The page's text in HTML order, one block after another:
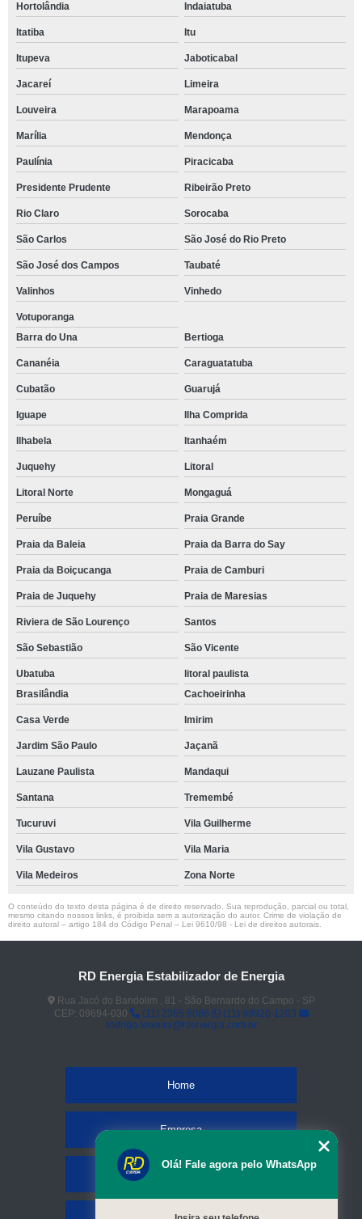
Hortolândia Indaiatuba
Itatiba Itu
Itupeva Jaboticabal
Jacareí Limeira
Louveira Marapoama
Marília Mendonça
Paulínia Piracicaba
Presidente Prudente Ribeirão Preto
Rio Claro Sorocaba
São Carlos São José do Rio Preto
São José dos Campos Taubaté
Valinhos Vinhedo
Votuporanga
Barra do Una
Bertioga
Cananéia Caraguatatuba
Cubatão Guarujá
Iguape Ilha Comprida
Ilhabela Itanhaém
Juquehy Litoral
Litoral Norte Mongaguá
Peruíbe Praia Grande
Praia da Baleia Praia da Barra do Say
Praia da Boiçucanga Praia de Camburi
Praia de Juquehy Praia de Maresias
Riviera de São Lourenço Santos
São Sebastião São Vicente
Ubatuba
litoral paulista
Brasilândia
Cachoeirinha
Casa Verde Imirim
Jardim São Paulo Jaçanã
Lauzane Paulista Mandaqui
Santana Tremembé
Tucuruvi Vila Guilherme
Vila Gustavo Vila Maria
Vila Medeiros Zona Norte
O conteúdo do texto desta página é de direito reservado. Sua reprodução, parcial ou total,
mesmo citando nossos links, é proibida sem a autorização do autor. Crime de violação de
direito autoral – artigo 184 do Código Penal – Lei 9610/98 - Lei de direitos autorais
RD Energia Estabilizador de Energia
Rua Jacó do Bandolim , 81 - São Bernardo do Campo - SP
CEP: 09694-030
(11) 2365 8086
(11) 98920-1203
rodrigo.teixeira@rdenergia.com.br
Home
Empresa
Olá! Fale agora pelo WhatsApp